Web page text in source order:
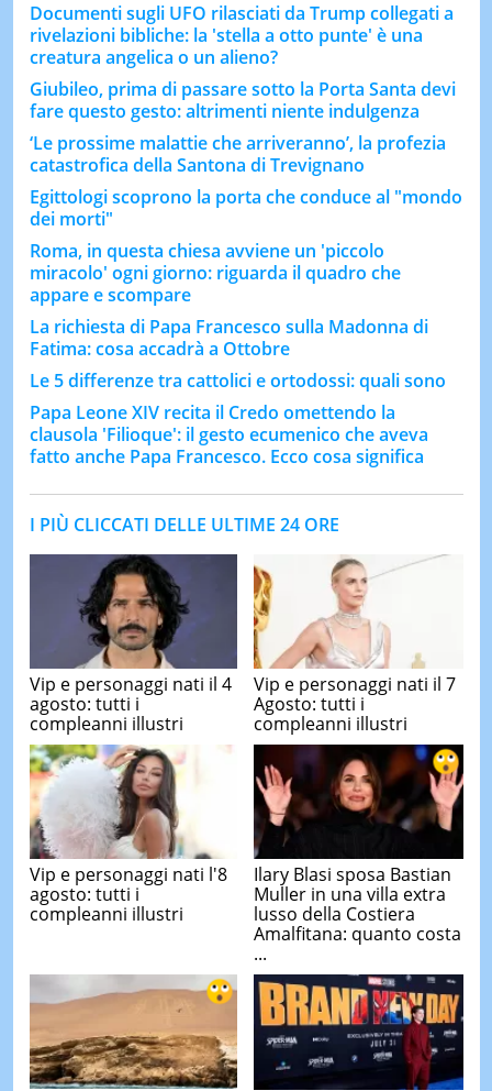
Documenti sugli UFO rilasciati da Trump collegati a
rivelazioni bibliche: la 'stella a otto punte' è una
creatura angelica o un alieno?
Giubileo, prima di passare sotto la Porta Santa devi
fare questo gesto: altrimenti niente indulgenza
‘Le prossime malattie che arriveranno’, la profezia
catastrofica della Santona di Trevignano
Egittologi scoprono la porta che conduce al "mondo
dei morti"
Roma, in questa chiesa avviene un 'piccolo
miracolo' ogni giorno: riguarda il quadro che
appare e scompare
La richiesta di Papa Francesco sulla Madonna di
Fatima: cosa accadrà a Ottobre
Le 5 differenze tra cattolici e ortodossi: quali sono
Papa Leone XIV recita il Credo omettendo la
clausola 'Filioque': il gesto ecumenico che aveva
fatto anche Papa Francesco. Ecco cosa significa
I PIÙ CLICCATI DELLE ULTIME 24 ORE
Vip e personaggi nati il 4
agosto: tutti i
compleanni illustri
Vip e personaggi nati il 7
Agosto: tutti i
compleanni illustri
Vip e personaggi nati l'8
agosto: tutti i
compleanni illustri
Ilary Blasi sposa Bastian
Muller in una villa extra
lusso della Costiera
Amalfitana: quanto costa
...